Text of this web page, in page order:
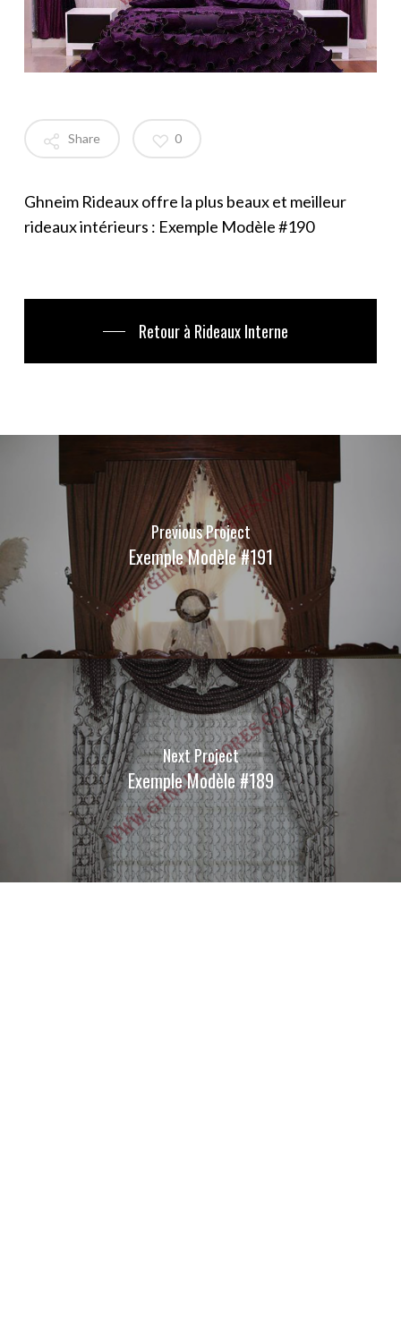
Share 0
Ghneim Rideaux offre la plus beaux et meilleur
rideaux intérieurs : Exemple Modèle #190
Retour à Rideaux Interne
Previous Project
Exemple Modèle #191
Next Project
Exemple Modèle #189